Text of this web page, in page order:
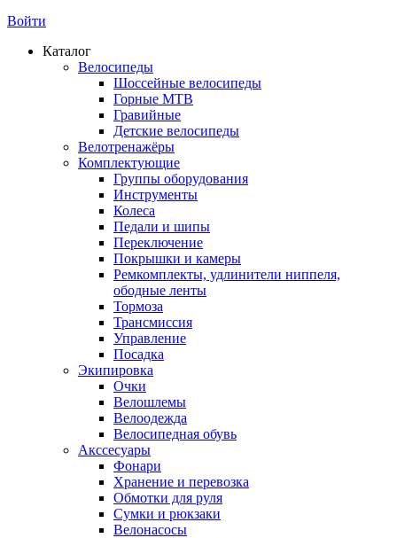
Войти
Каталог
Велосипеды
Шоссейные велосипеды
Горные МTB
Гравийные
Детские велосипеды
Велотренажёры
Комплектующие
Группы оборудования
Инструменты
Колеса
Педали и шипы
Переключение
Покрышки и камеры
Ремкомплекты, удлинители ниппеля,
ободные ленты
Тормоза
Трансмиссия
Управление
Посадка
Экипировка
Очки
Велошлемы
Велоодежда
Велосипедная обувь
Акссесуары
Фонари
Хранение и перевозка
Обмотки для руля
Сумки и рюкзаки
Велонасосы